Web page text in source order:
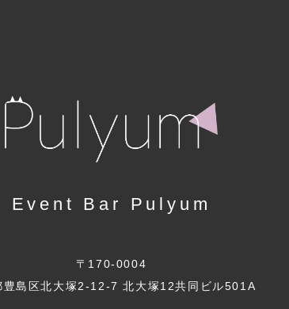
Event Bar Pulyum
〒170-0004
豊島区北大塚2-12-7 北大塚12共同ビル501A